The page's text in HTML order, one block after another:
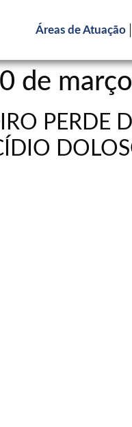
Áreas de Atuação
de
PERDE